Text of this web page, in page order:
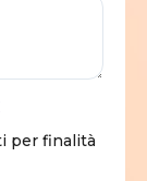
per finalità